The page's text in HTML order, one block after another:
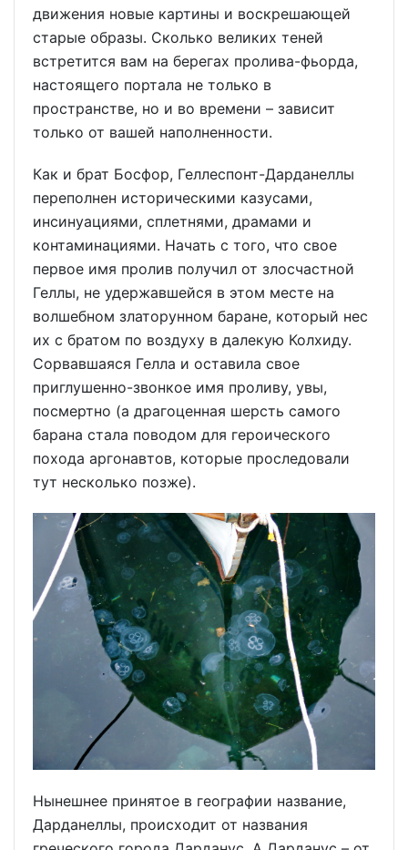
движения новые картины и воскрешающей
старые образы. Сколько великих теней
встретится вам на берегах пролива-фьорда,
настоящего портала не только в
пространстве, но и во времени – зависит
только от вашей наполненности.
Как и брат Босфор, Геллеспонт-Дарданеллы
переполнен историческими казусами,
инсинуациями, сплетнями, драмами и
контаминациями. Начать с того, что свое
первое имя пролив получил от злосчастной
Геллы, не удержавшейся в этом месте на
волшебном златорунном баране, который нес
их с братом по воздуху в далекую Колхиду.
Сорвавшаяся Гелла и оставила свое
приглушенно-звонкое имя проливу, увы,
посмертно (а драгоценная шерсть самого
барана стала поводом для героического
похода аргонавтов, которые проследовали
тут несколько позже).
Нынешнее принятое в географии название,
Дарданеллы, происходит от названия